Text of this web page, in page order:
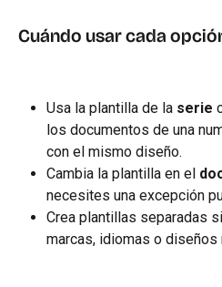
Cuándo usar cada
Usa la plantilla de la serie
los documentos de una
con el mismo diseño.
Cambia la plantilla en el
necesites una excepción
Crea plantillas separadas
marcas, idiomas o diseños